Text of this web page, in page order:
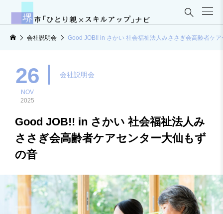

会社説明会 Good JOB!! in さかい 社会福祉法人みささぎ会高齢者ケ
26
NOV
2025
会社説明会
Good JOB!! in さかい 社会福祉法人み
ささぎ会高齢者ケアセンター大仙もず
の音